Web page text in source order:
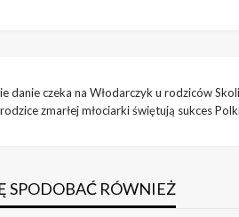
danie czeka na Włodarczyk u rodziców
zmarłej młociarki świętują sukces
SPODOBAĆ RÓWNIEŻ